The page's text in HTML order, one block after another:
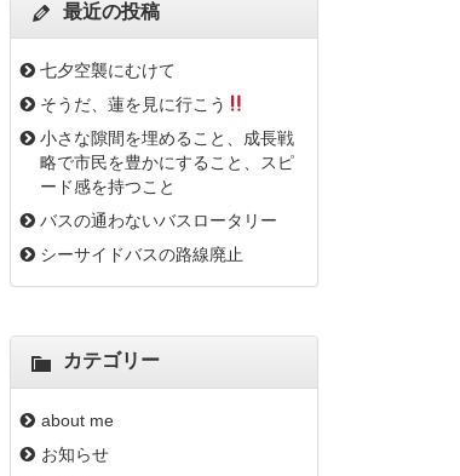
最近の投稿
七夕空襲にむけて
そうだ、蓮を見に行こう
小さな隙間を埋めること、成長戦
略で市民を豊かにすること、スピ
ード感を持つこと
バスの通わないバスロータリー
シーサイドバスの路線廃止
カテゴリー
about me
お知らせ